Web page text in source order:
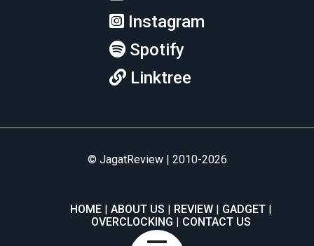
Instagram
Spotify
Linktree
© JagatReview | 2010-2026
HOME ABOUT US REVIEW
GADGET
OVERCLOCKING
CONTACT US